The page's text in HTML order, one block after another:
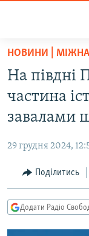
Перейти
основного
матеріалу
до
основної
навігації
Перейти
до
пошуку
ВСЕ ЗА ДОБУ
ЕКОНОМІКА
СУСПІЛЬСТВО
РОСІЙСЬКА
ДОНБАС.РЕАЛІЇ
ТИ ЯК?
НОВИНИ |
На півдні
частина
завалами
29 грудня 2024,
Поділитись
Додати Радіо